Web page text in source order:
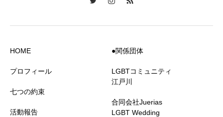
HOME
プロフィール
七つの約束
活動報告
●関係団体
LGBTコミュニティ
江戸川
合同会社Juerias
LGBT Wedding